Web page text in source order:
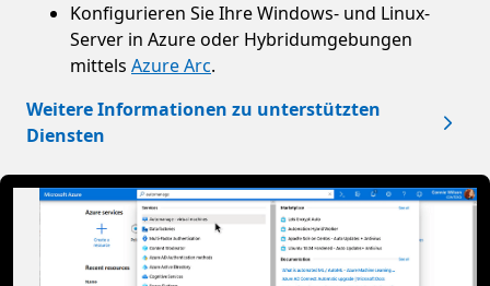
Konfigurieren Sie Ihre Windows- und Linux-
Server in Azure oder Hybridumgebungen
mittels Azure Arc.
Weitere Informationen zu unterstützten
Diensten